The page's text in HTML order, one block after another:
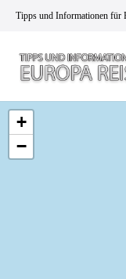
Tipps und Informationen für
+
−